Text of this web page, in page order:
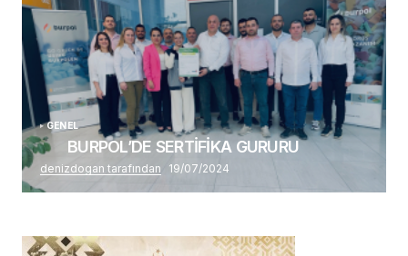
GENEL
BURPOL’DE SERTİFİKA GURURU
denizdogan tarafından 19/07/2024